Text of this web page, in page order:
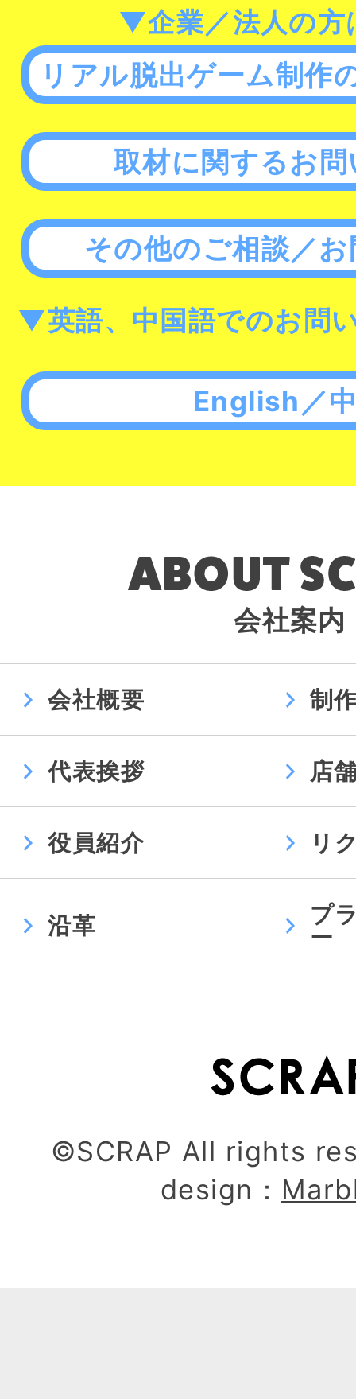
▼企業／法人の方
リアル脱出ゲーム制作
取材に関するお
その他のご相談／
▼英語、中国語でのお問
English／
会社案内
会社概要 制
代表挨拶 店
役員紹介 リ
沿革
プ
ー
©SCRAP All rights
design：